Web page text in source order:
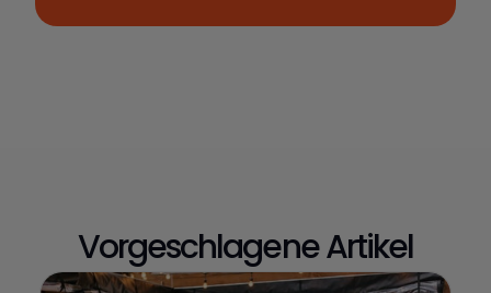
Vorgeschlagene Artikel